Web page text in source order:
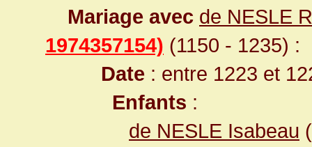
Mariage avec de NESLE
1974357154) (1150 - 1235) :
Date : entre 1223 et
Enfants :
de NESLE Isabeau